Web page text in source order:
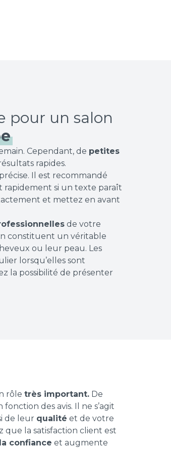
Cependant, de petites
rapides.
Il est recommandé
rapidement si un texte paraît
et mettez en avant
de votre
constituent un véritable
ou leur peau. Les
lorsqu’elles sont
la possibilité de présenter
rôle très important.De
des avis. Il ne s’agit
de leur qualité et de votre
que la satisfaction client est
confiance et augmente